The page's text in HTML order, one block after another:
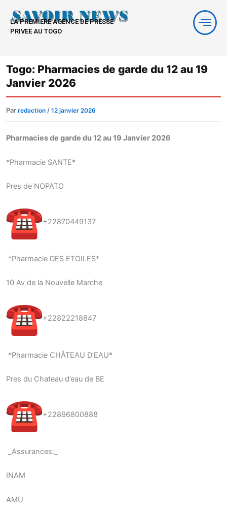
contenu
LA PREMIERE AGENCE DE PRESSE
PRIVEE AU TOGO
Togo: Pharmacies de garde du 12 au 19
Janvier 2026
Par redaction / 12 janvier 2026
Pharmacies de garde du 12 au 19 Janvier 2026
*Pharmacie SANTE*
Pres de NOPATO
+22870449137
*Pharmacie DES ETOILES*
10 Av de la Nouvelle Marche
+22822218847
*Pharmacie CHÂTEAU D’EAU*
Pres du Chateau d’eau de BE
+22896800888
_Assurances:_
INAM
AMU